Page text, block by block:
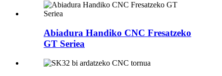
Abiadura Handiko CNC Fresatzeko
GT Seriea